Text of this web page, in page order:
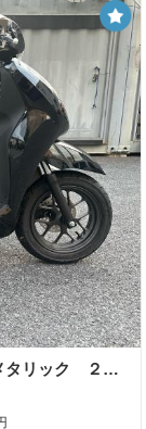
ホンダ リード１２５ ポセイドンブラックメタリック ２０２６年最新モデル キーレスＴｙｐｅ ３７Ｌトランク ＵＳＢ Ｔｙｐｅ−Ｃ